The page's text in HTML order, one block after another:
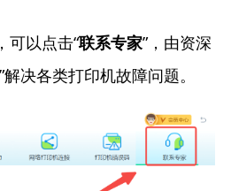
可以点击“联系专家”，由资深
决各类打印机故障问题。